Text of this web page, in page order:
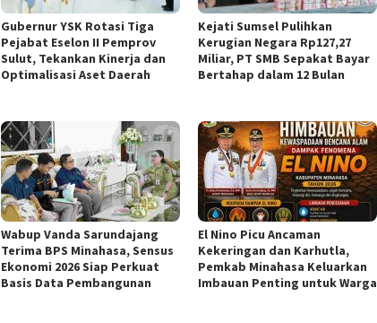
Gubernur YSK Rotasi Tiga
Pejabat Eselon II Pemprov
Sulut, Tekankan Kinerja dan
Optimalisasi Aset Daerah
Kejati Sumsel Pulihkan
Kerugian Negara Rp127,27
Miliar, PT SMB Sepakat Bayar
Bertahap dalam 12 Bulan
Wabup Vanda Sarundajang
Terima BPS Minahasa, Sensus
Ekonomi 2026 Siap Perkuat
Basis Data Pembangunan
El Nino Picu Ancaman
Kekeringan dan Karhutla,
Pemkab Minahasa Keluarkan
Imbauan Penting untuk Warga